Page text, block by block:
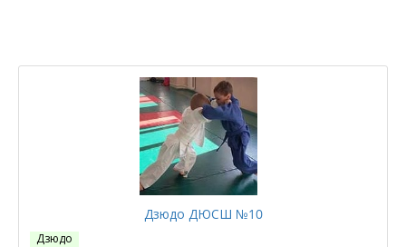
Дзюдо ДЮСШ №10
Дзюдо